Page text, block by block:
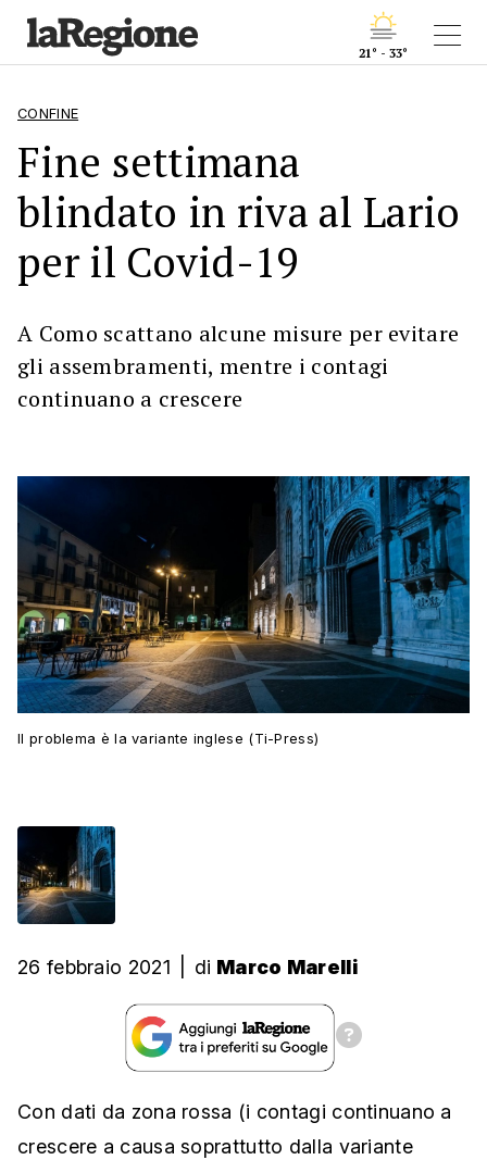
21° - 33°
CONFINE
Fine settimana
blindato in riva al Lario
per il Covid-19
A Como scattano alcune misure per evitare
gli assembramenti, mentre i contagi
continuano a crescere
Il problema è la variante inglese (Ti-Press)
26 febbraio 2021 di Marco Marelli
Con dati da zona rossa (i contagi continuano a
crescere a causa soprattutto dalla variante